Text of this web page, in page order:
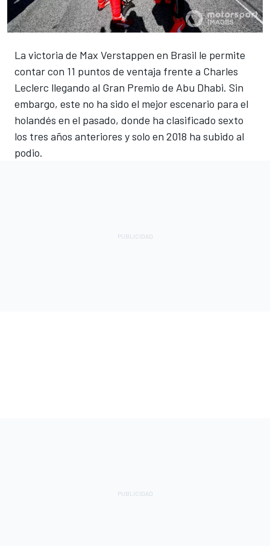
La victoria de Max Verstappen en Brasil le permite
contar con 11 puntos de ventaja frente a Charles
Leclerc llegando al Gran Premio de Abu Dhabi. Sin
embargo, este no ha sido el mejor escenario para el
holandés en el pasado, donde ha clasificado sexto
los tres años anteriores y solo en 2018 ha subido al
podio.